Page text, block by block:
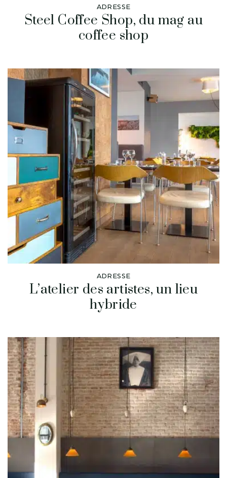
ADRESSE
Steel Coffee Shop, du mag au
coffee shop
ADRESSE
L’atelier des artistes, un lieu
hybride